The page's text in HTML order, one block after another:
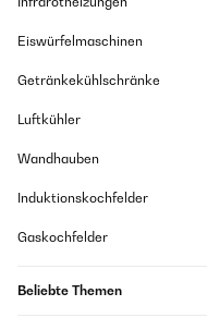
Eiswürfelmaschinen
Getränkekühlschränke
Luftkühler
Wandhauben
Induktionskochfelder
Gaskochfelder
Beliebte Themen